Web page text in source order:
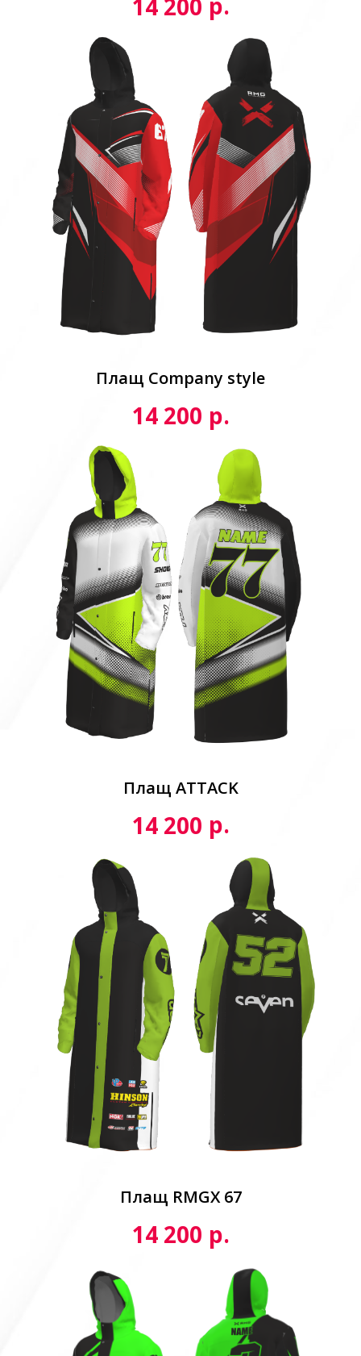
14 200
Плащ Сompany style
14 200 р.
Плащ ATTACK
14 200 р.
Плащ RMGX 67
14 200 р.